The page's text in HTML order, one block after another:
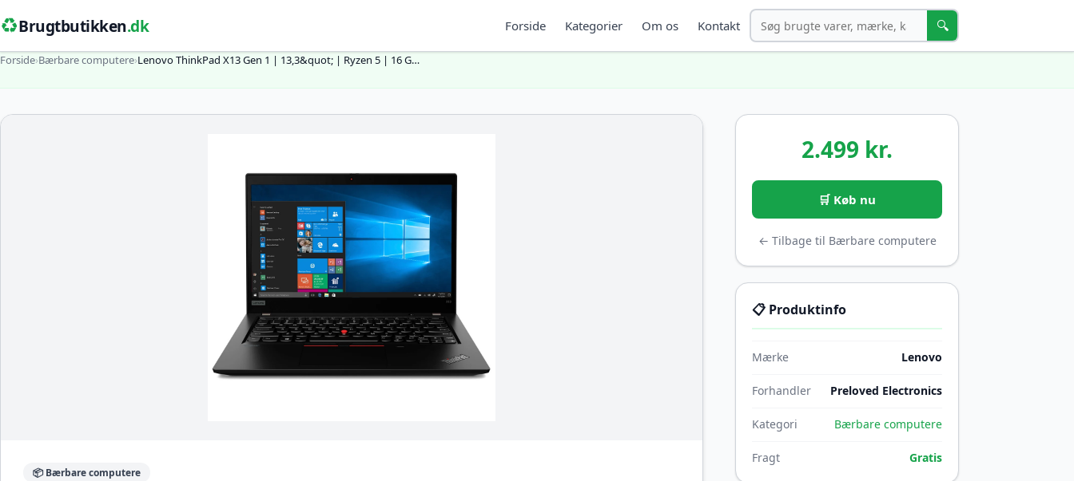
♻️Brugtbutikken.dk Forside Kategorier Om os Kontakt Søg 🔍
Forside›Bærbare computere›Lenovo ThinkPad X13 Gen 1 | 13,3&quot; | Ryzen 5 | 16 G…
📦 Bærbare computere
2.499 kr.
🛒 Køb nu
← Tilbage til Bærbare computere
📋 Produktinfo
Mærke Lenovo
Forhandler Preloved Electronics
Kategori Bærbare computere
Fragt Gratis